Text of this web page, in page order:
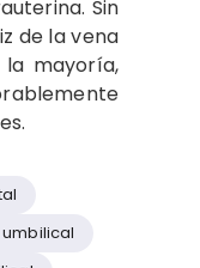
Sin
de la vena
la mayoría,